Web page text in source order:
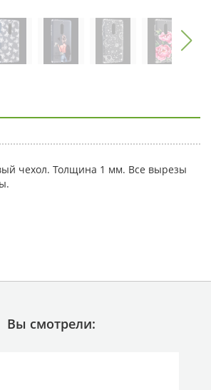
чехол. Толщина 1 мм. Все вырезы
Вы смотрели: